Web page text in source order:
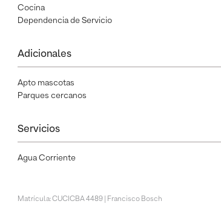
Cocina
Dependencia de Servicio
Adicionales
Apto mascotas
Parques cercanos
Servicios
Agua Corriente
Matrícula: CUCICBA 4489 | Francisco Bosch